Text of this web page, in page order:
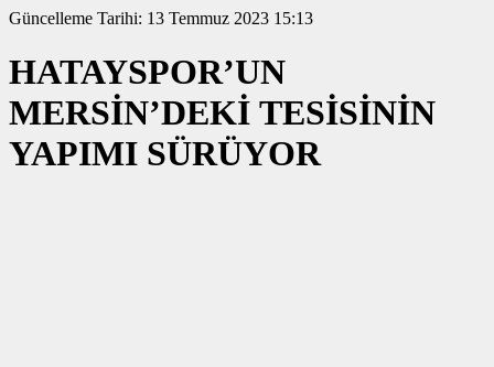
Güncelleme Tarihi: 13 Temmuz 2023 15:13
HATAYSPOR’UN
MERSİN’DEKİ TESİSİNİN
YAPIMI SÜRÜYOR